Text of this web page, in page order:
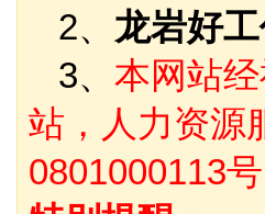
2、 龙岩好
3、 本网站
站，人力资源
0801000113号